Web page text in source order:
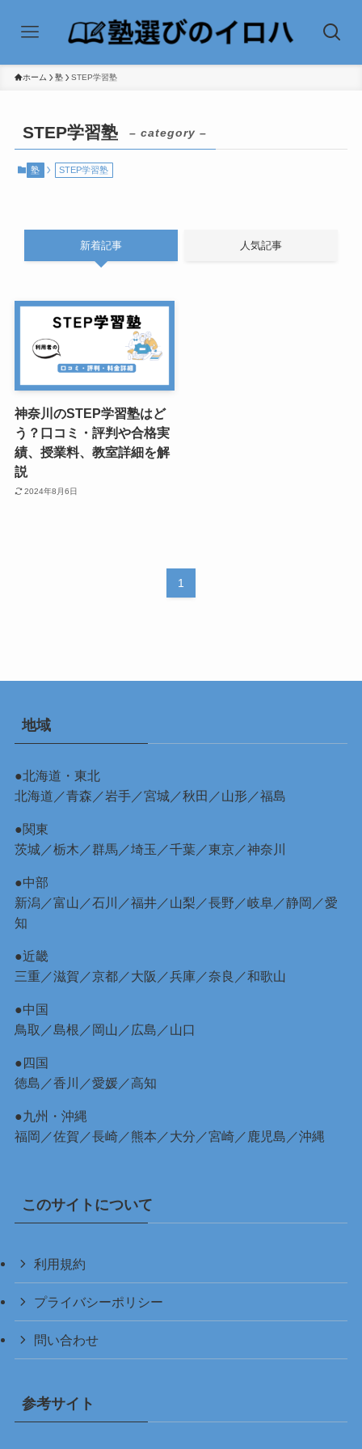
ホーム 塾 STEP学習塾
STEP学習塾 – category –
塾 STEP学習塾
新着記事 人気記事
神奈川のSTEP学習塾はど
う？口コミ・評判や合格実
績、授業料、教室詳細を解
説
2024年8月6日
1
地域
●北海道・東北
北海道 ／青森 ／岩手／宮城／秋田 ／山形 ／福島
●関東
茨城／栃木 ／群馬／埼玉 ／千葉／東京／神奈川
●中部
新潟 ／富山 ／石川 ／福井／山梨 ／長野 ／岐阜／静岡 ／愛
知
●近畿
三重 ／滋賀 ／京都／大阪 ／兵庫／奈良 ／和歌山
●中国
鳥取 ／島根 ／岡山 ／ 広島 ／山口
●四国
徳島 ／香川 ／愛媛／高知
●九州・沖縄
福岡 ／佐賀 ／長崎／熊本 ／大分 ／宮崎／ 鹿児島 ／沖縄
このサイトについて
利用規約
プライバシーポリシー
問い合わせ
参考サイト